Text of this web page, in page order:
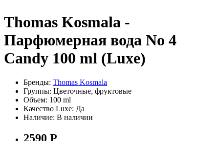
Thomas Kosmala -
Парфюмерная вода No 4
Candy 100 ml (Luxe)
Бренды: Thomas Kosmala
Группы: Цветочные, фруктовые
Объем: 100 ml
Качество Luxe: Да
Наличие: В наличии
2590 Р